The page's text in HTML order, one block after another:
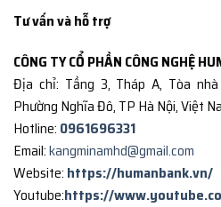
Tư vấn và hỗ trợ
CÔNG TY CỔ PHẦN CÔNG NGHỆ
Địa chỉ: Tầng 3, Tháp A, Tòa
Phường Nghĩa Đô, TP Hà Nội, Việt
Hotline: 0961696331
Email:kangminamhd@gmail.com
Website: https://humanbank.vn/
Youtube:https://